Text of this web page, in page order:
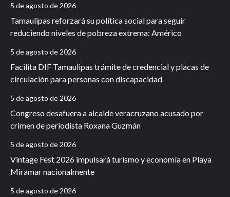
5 de agosto de 2026
Tamaulipas reforzará su política social para seguir
reduciendo niveles de pobreza extrema: Américo
5 de agosto de 2026
Facilita DIF Tamaulipas trámite de credencial y placas de
circulación para personas con discapacidad
5 de agosto de 2026
Congreso desafuera a alcalde veracruzano acusado por
crimen de periodista Roxana Guzmán
5 de agosto de 2026
Vintage Fest 2026 impulsará turismo y economía en Playa
Miramar nacionalmente
5 de agosto de 2026